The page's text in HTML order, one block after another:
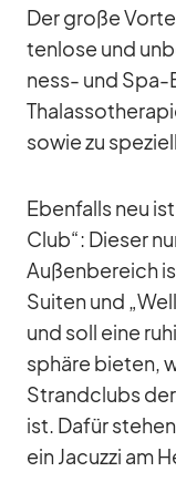
Der große
ten­lose und
ness- und Spa-
so­wie zu
Eben­falls neu
Club“: Die­ser
Au­ßen­be­reich
Sui­ten und
und soll eine
sphäre bie­ten,
Strand­clubs
ist. Da­für
ein Ja­cuzzi am